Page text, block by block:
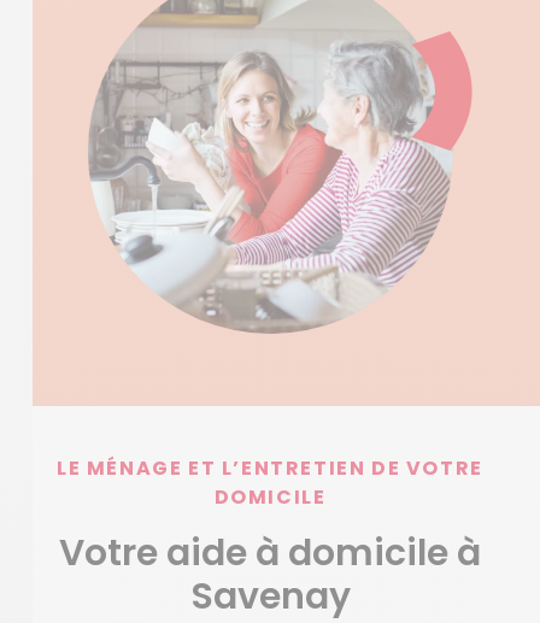
LE MÉNAGE ET L’ENTRETIEN DE VOTRE
DOMICILE
Votre aide à domicile à
Savenay